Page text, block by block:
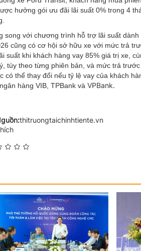
hưởng gói ưu đãi lãi suất 0% trong 4
song với chương trình hỗ trợ lãi suất
cũng có cơ hội sở hữu xe với mức trả
suất khi khách hàng vay 85% giá trị xe,
tùy theo từng phiên bản, và mức trả
có thể thay đổi nếu tỷ lệ vay của khách
hàng VIB, TPBank và VPBank.
thitruongtaichinhtiente.vn